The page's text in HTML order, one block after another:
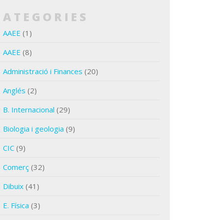
AAEE (1)
AAEE (8)
Administració i Finances (20)
Anglés (2)
B. Internacional (29)
Biologia i geologia (9)
CIC (9)
Comerç (32)
Dibuix (41)
E. Física (3)